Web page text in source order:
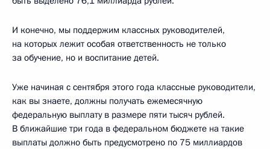
И конечно, мы поддержим классных руководителей,
на которых лежит особая ответственность не только
за обучение, но и воспитание детей.
Уже начиная с сентября этого года классные руководители,
как вы знаете, должны получать ежемесячную
федеральную выплату в размере пяти тысяч рублей.
В ближайшие три года в федеральном бюджете на такие
выплаты должно быть предусмотрено по 75 миллиардов